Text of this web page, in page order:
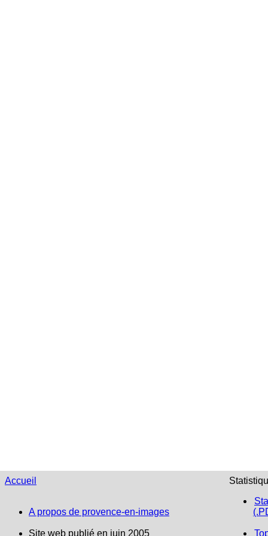
Accueil
A propos de provence-en-images
Site web publié en juin 2005